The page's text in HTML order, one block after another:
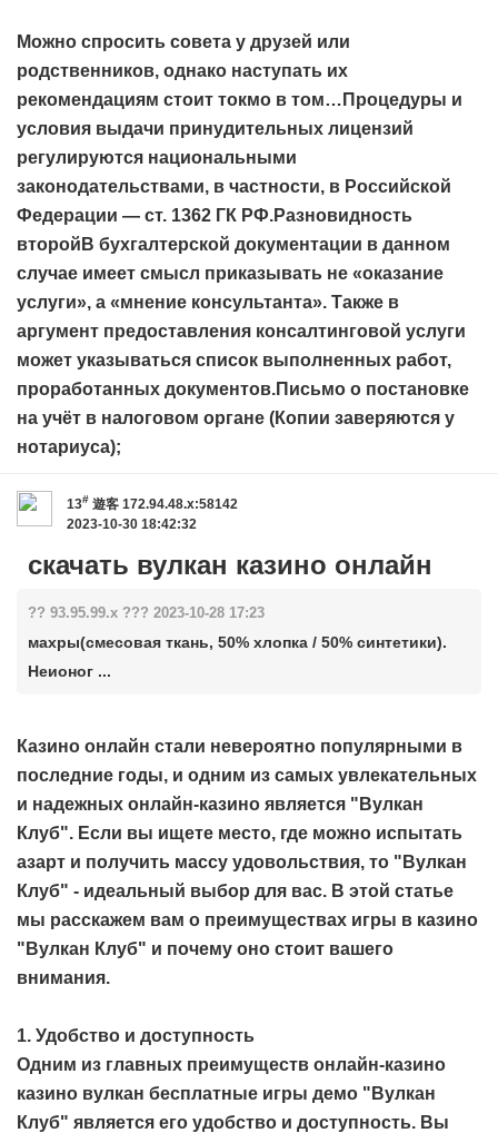
Можно спросить совета у друзей или
родственников, однако наступать их
рекомендациям стоит токмо в том…Процедуры и
условия выдачи принудительных лицензий
регулируются национальными
законодательствами, в частности, в Российской
Федерации — ст. 1362 ГК РФ.Разновидность
второйВ бухгалтерской документации в данном
случае имеет смысл приказывать не «оказание
услуги», а «мнение консультанта». Также в
аргумент предоставления консалтинговой услуги
может указываться список выполненных работ,
проработанных документов.Письмо о постановке
на учёт в налоговом органе (Копии заверяются у
нотариуса);
13# 遊客 172.94.48.x:58142
2023-10-30 18:42:32
скачать вулкан казино онлайн
?? 93.95.99.x ??? 2023-10-28 17:23
махры(смесовая ткань, 50% хлопка / 50% синтетики).
Неионог ...
Казино онлайн стали невероятно популярными в
последние годы, и одним из самых увлекательных
и надежных онлайн-казино является "Вулкан
Клуб". Если вы ищете место, где можно испытать
азарт и получить массу удовольствия, то "Вулкан
Клуб" - идеальный выбор для вас. В этой статье
мы расскажем вам о преимуществах игры в казино
"Вулкан Клуб" и почему оно стоит вашего
внимания.
1. Удобство и доступность
Одним из главных преимуществ онлайн-казино
казино вулкан бесплатные игры демо "Вулкан
Клуб" является его удобство и доступность. Вы